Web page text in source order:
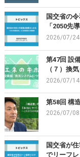
国交省の
「2050先
2026/07/
第47回 設
（７）換
2026/07/14
第58回 構
2026/07/08
国交省が
でリーフ